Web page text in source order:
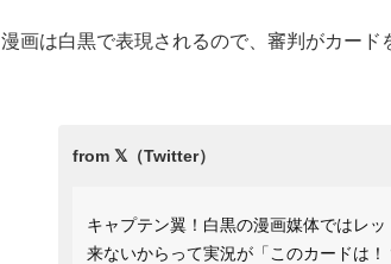
漫画は白黒で表現されるので、審判がカー
キャプテン翼！白黒の漫画媒体ではレ
来ないからって実況が「このカードは